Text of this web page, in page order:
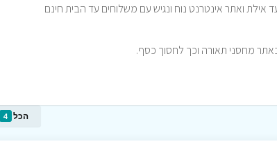
שמונה ועד אילת ואתר אינטרנט נוח ונגיש עם משלוחים עד הבית חינם
הכל 4